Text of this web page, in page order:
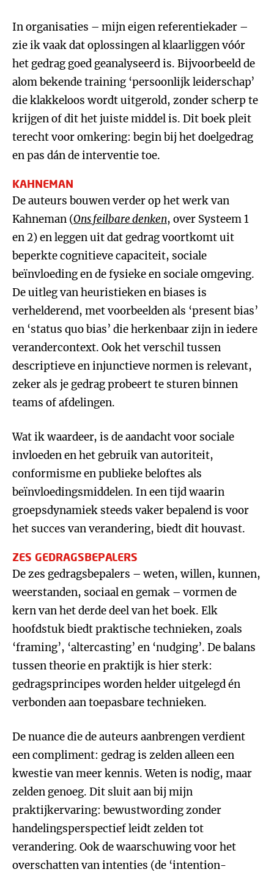
In organisaties – mijn eigen referentiekader –
zie ik vaak dat oplossingen al klaarliggen vóór
het gedrag goed geanalyseerd is. Bijvoorbeeld de
alom bekende training ‘persoonlijk leiderschap’
die klakkeloos wordt uitgerold, zonder scherp te
krijgen of dit het juiste middel is. Dit boek pleit
terecht voor omkering: begin bij het doelgedrag
en pas dán de interventie toe.
KAHNEMAN
De auteurs bouwen verder op het werk van
Kahneman (Ons feilbare denken, over Systeem 1
en 2) en leggen uit dat gedrag voortkomt uit
beperkte cognitieve capaciteit, sociale
beïnvloeding en de fysieke en sociale omgeving.
De uitleg van heuristieken en biases is
verhelderend, met voorbeelden als ‘present bias’
en ‘status quo bias’ die herkenbaar zijn in iedere
verandercontext. Ook het verschil tussen
descriptieve en injunctieve normen is relevant,
zeker als je gedrag probeert te sturen binnen
teams of afdelingen.
Wat ik waardeer, is de aandacht voor sociale
invloeden en het gebruik van autoriteit,
conformisme en publieke beloftes als
beïnvloedingsmiddelen. In een tijd waarin
groepsdynamiek steeds vaker bepalend is voor
het succes van verandering, biedt dit houvast.
ZES GEDRAGSBEPALERS
De zes gedragsbepalers – weten, willen, kunnen,
weerstanden, sociaal en gemak – vormen de
kern van het derde deel van het boek. Elk
hoofdstuk biedt praktische technieken, zoals
‘framing’, ‘altercasting’ en ‘nudging’. De balans
tussen theorie en praktijk is hier sterk:
gedragsprincipes worden helder uitgelegd én
verbonden aan toepasbare technieken.
De nuance die de auteurs aanbrengen verdient
een compliment: gedrag is zelden alleen een
kwestie van meer kennis. Weten is nodig, maar
zelden genoeg. Dit sluit aan bij mijn
praktijkervaring: bewustwording zonder
handelingsperspectief leidt zelden tot
verandering. Ook de waarschuwing voor het
overschatten van intenties (de ‘intention-